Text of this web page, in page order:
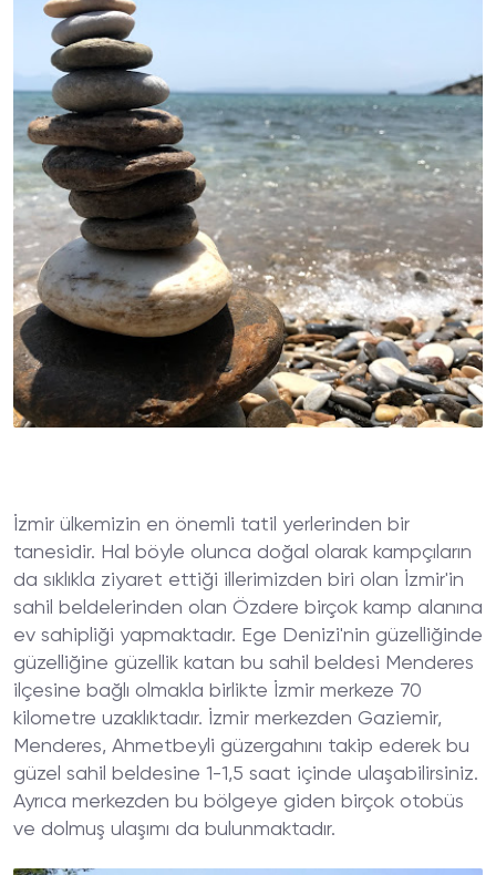
İzmir ülkemizin en önemli tatil yerlerinden bir
tanesidir. Hal böyle olunca doğal olarak kampçıların
da sıklıkla ziyaret ettiği illerimizden biri olan İzmir'in
sahil beldelerinden olan Özdere birçok kamp alanına
ev sahipliği yapmaktadır. Ege Denizi'nin güzelliğinde
güzelliğine güzellik katan bu sahil beldesi Menderes
ilçesine bağlı olmakla birlikte İzmir merkeze 70
kilometre uzaklıktadır. İzmir merkezden Gaziemir,
Menderes, Ahmetbeyli güzergahını takip ederek bu
güzel sahil beldesine 1-1,5 saat içinde ulaşabilirsiniz.
Ayrıca merkezden bu bölgeye giden birçok otobüs
ve dolmuş ulaşımı da bulunmaktadır.